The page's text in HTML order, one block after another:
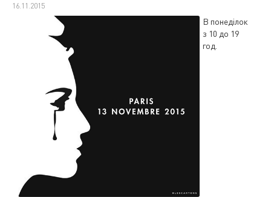
16.11.2015
В понеділок
з 10 до 19
год.